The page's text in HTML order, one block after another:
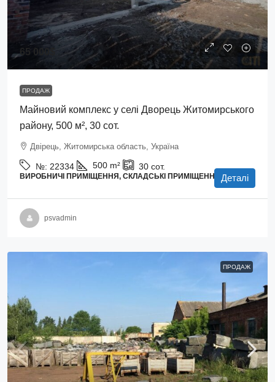
65 000$
ПРОДАЖ
Майновий комплекс у селі Дворець Житомирського
району, 500 м², 30 сот.
Двірець, Житомирська область, Україна
№: 22334 500 m² 30 сот.
ВИРОБНИЧІ ПРИМІЩЕННЯ, СКЛАДСЬКІ ПРИМІЩЕННЯ Деталі
psvadmin
ПРОДАЖ